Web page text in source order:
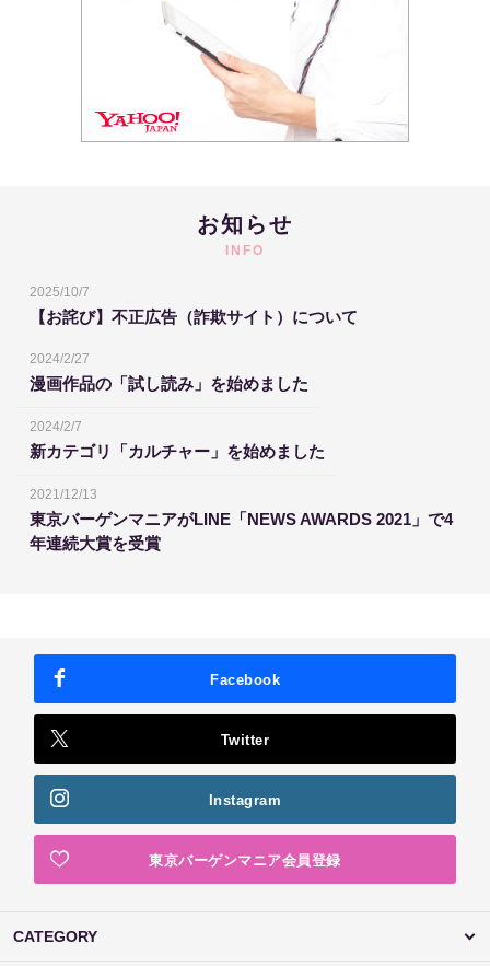
お知らせ
INFO
2025/10/7
【お詫び】不正広告（詐欺サイト）について
2024/2/27
漫画作品の「試し読み」を始めました
2024/2/7
新カテゴリ「カルチャー」を始めました
2021/12/13
東京バーゲンマニアがLINE「NEWS AWARDS 2021」で4
年連続大賞を受賞
Facebook
Twitter
Instagram
東京バーゲンマニア会員登録
CATEGORY